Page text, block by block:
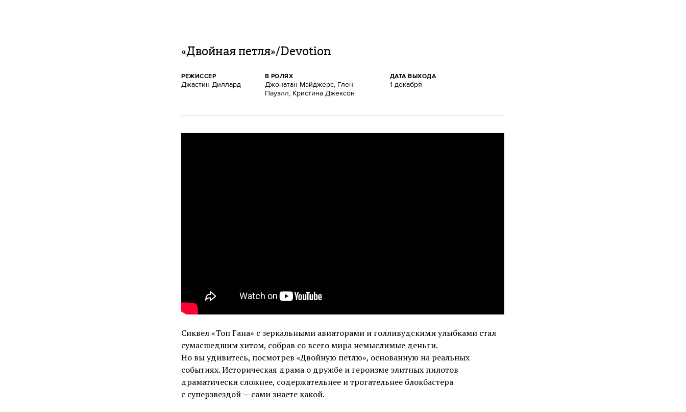
«Двойная петля»/Devotion
РЕЖИССЕР
Джастин Диллард
В РОЛЯХ
Джонатан Мэйджерс, Глен
Пауэлл, Кристина Джексон
ДАТА ВЫХОДА
1 декабря
Сиквел «Топ Гана» с зеркальными авиаторами и голливудскими улыбками стал
сумасшедшим хитом, собрав со всего мира немыслимые деньги.
Но вы удивитесь, посмотрев «Двойную петлю», основанную на реальных
событиях. Историческая драма о дружбе и героизме элитных пилотов
драматически сложнее, содержательнее и трогательнее блокбастера
с суперзвездой — сами знаете какой.